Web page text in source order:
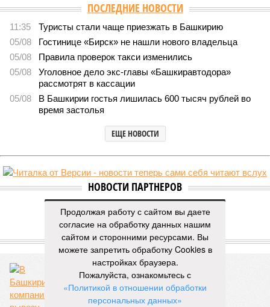
ПОСЛЕДНИЕ НОВОСТИ
11:35
Туристы стали чаще приезжать в Башкирию
05/08
Гостинице «Бирск» не нашли нового владельца
05/08
Правила проверок такси изменились
05/08
Уголовное дело экс-главы «Башкиравтодора»
рассмотрят в кассации
05/08
В Башкирии гостья лишилась 600 тысяч рублей во
время застолья
ЕЩЕ НОВОСТИ
НОВОСТИ ПАРТНЕРОВ
Новости smi2.ru
ЕЩЕ ИЗ РАЗДЕЛА «ВЛАСТЬ»
Продолжая работу с сайтом вы даете
согласие на обработку данных нашим
сайтом и сторонними ресурсами. Вы
можете запретить обработку Cookies в
настройках браузера.
Пожалуйста, ознакомьтесь с
«Политикой в отношении обработки
персональных данных»